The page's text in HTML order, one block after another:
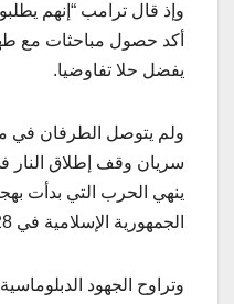
وإذ قال ترامب “إنهم
أكد حصول مباحثات مع
يفضل حلا تفاوضيا.
ولم يتوصل الطرفان في
سريان وقف إطلاق النار
ينهي الحرب التي بدأت
الجمهورية الإسلامية في 28 فيفري.
وتراوح الجهود